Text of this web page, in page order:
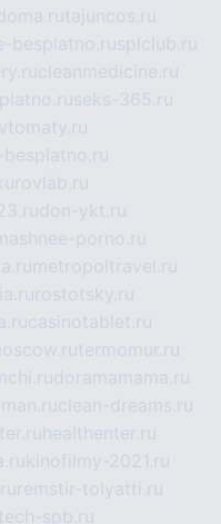
tajuncos.ru
besplatno.rusplclub.ru
cleanmedicine.ru
seks-365.ru
besplatno.ru
don-ykt.ru
porno.ru
metropoltravel.ru
rostotsky.ru
casinotablet.ru
termomur.ru
doramamama.ru
clean-dreams.ru
healthenter.ru
kinofilmy-2021.ru
remstir-tolyatti.ru
spb.ru